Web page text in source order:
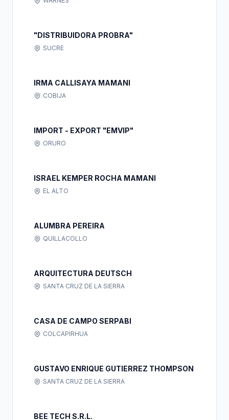
"DISTRIBUIDORA PROBRA"
SUCRE
IRMA CALLISAYA MAMANI
COBIJA
IMPORT - EXPORT "EMVIP"
ORURO
ISRAEL KEMPER ROCHA MAMANI
EL ALTO
ALUMBRA PEREIRA
QUILLACOLLO
ARQUITECTURA DEUTSCH
SANTA CRUZ DE LA SIERRA
CASA DE CAMPO SERPABI
COLCAPIRHUA
GUSTAVO ENRIQUE GUTIERREZ THOMPSON
SANTA CRUZ DE LA SIERRA
BEE TECH S.R.L.